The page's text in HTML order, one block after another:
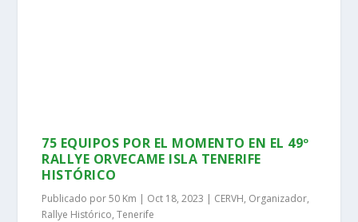
75 EQUIPOS POR EL MOMENTO EN EL 49º
RALLYE ORVECAME ISLA TENERIFE
HISTÓRICO
Publicado por50 Km | Oct 18, 2023 | CERVH, Organizador,
Rallye Histórico,Tenerife